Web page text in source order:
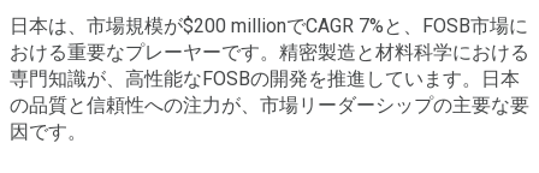
日本は、市場規模が$200 millionでCAGR 7%と、FOSB市場に
おける重要なプレーヤーです。精密製造と材料科学における
専門知識が、高性能なFOSBの開発を推進しています。日本
の品質と信頼性への注力が、市場リーダーシップの主要な要
因です。